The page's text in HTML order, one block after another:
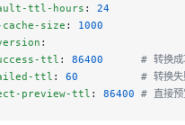
default-ttl-hours
: 24
max-cache-size
: 1000
:
success-ttl
: 86400
# 转换成
failed-ttl
: 60
# 转换失
direct-preview-ttl
: 86400 # 直接预